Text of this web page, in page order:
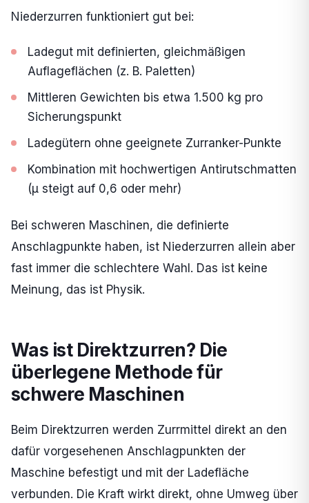
Niederzurren funktioniert gut bei:
Ladegut mit definierten, gleichmäßigen
Auflageflächen (z. B. Paletten)
Mittleren Gewichten bis etwa 1.500 kg pro
Sicherungspunkt
Ladegütern ohne geeignete Zurranker-Punkte
Kombination mit hochwertigen Antirutschmatten
(µ steigt auf 0,6 oder mehr)
Bei schweren Maschinen, die definierte
Anschlagpunkte haben, ist Niederzurren allein aber
fast immer die schlechtere Wahl. Das ist keine
Meinung, das ist Physik.
Was ist Direktzurren? Die
überlegene Methode für
schwere Maschinen
Beim Direktzurren werden Zurrmittel direkt an den
dafür vorgesehenen Anschlagpunkten der
Maschine befestigt und mit der Ladefläche
verbunden. Die Kraft wirkt direkt, ohne Umweg über